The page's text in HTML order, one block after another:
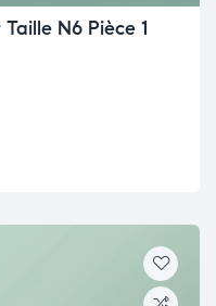
N6 Pièce 1